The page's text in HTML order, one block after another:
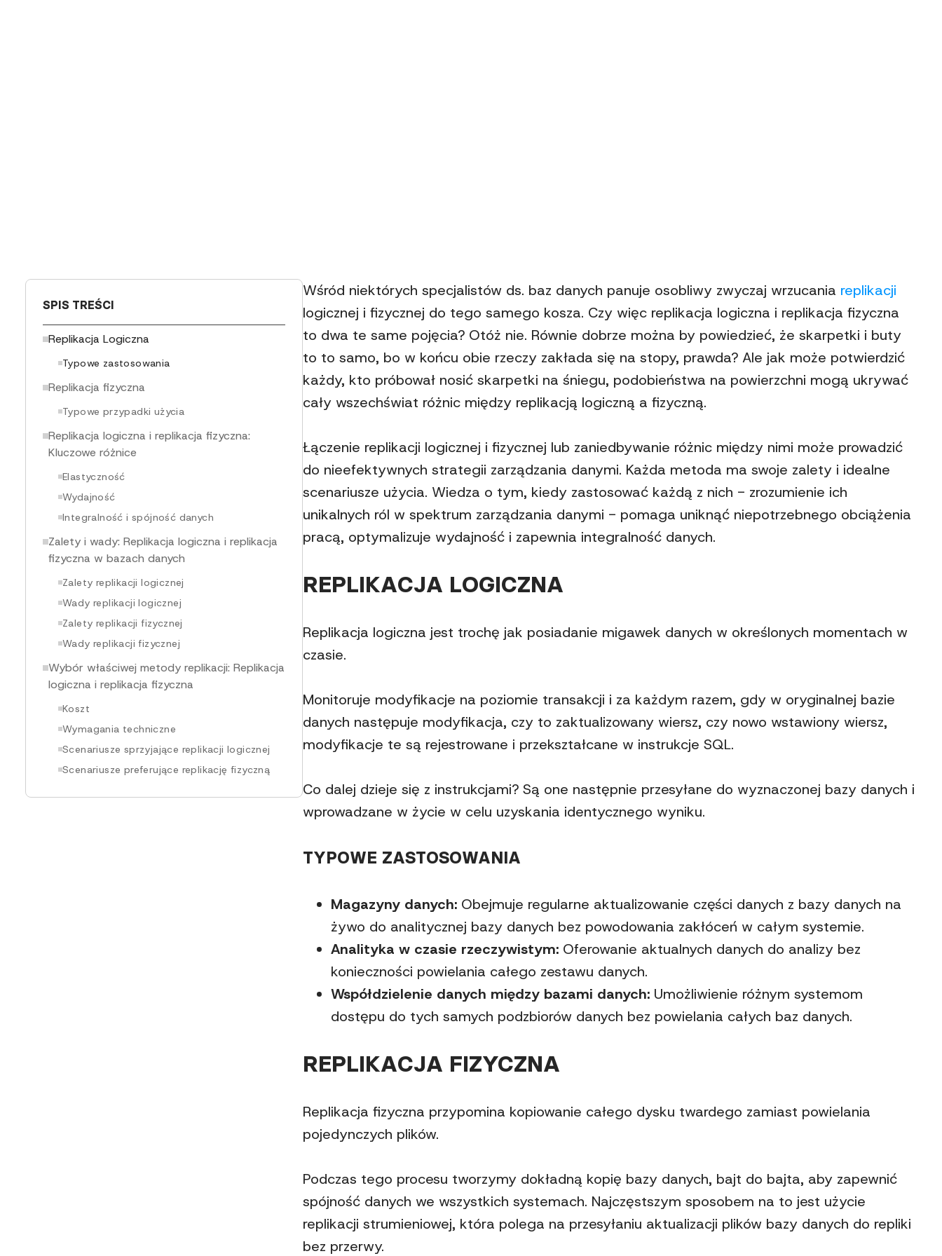
SPIS TREŚCI
Replikacja Logiczna
Typowe zastosowania
Replikacja fizyczna
Typowe przypadki użycia
Replikacja logiczna i replikacja fizyczna:
Kluczowe różnice
Elastyczność
Wydajność
Integralność i spójność danych
Zalety i wady: Replikacja logiczna i replikacja
fizyczna w bazach danych
Zalety replikacji logicznej
Wady replikacji logicznej
Zalety replikacji fizycznej
Wady replikacji fizycznej
Wybór właściwej metody replikacji: Replikacja
logiczna i replikacja fizyczna
Koszt
Wymagania techniczne
Scenariusze sprzyjające replikacji logicznej
Scenariusze preferujące replikację fizyczną
Wśród niektórych specjalistów ds. baz danych panuje osobliwy zwyczaj wrzucania replikacji
logicznej i fizycznej do tego samego kosza. Czy więc replikacja logiczna i replikacja fizyczna
to dwa te same pojęcia? Otóż nie. Równie dobrze można by powiedzieć, że skarpetki i buty
to to samo, bo w końcu obie rzeczy zakłada się na stopy, prawda? Ale jak może potwierdzić
każdy, kto próbował nosić skarpetki na śniegu, podobieństwa na powierzchni mogą ukrywać
cały wszechświat różnic między replikacją logiczną a fizyczną.
Łączenie replikacji logicznej i fizycznej lub zaniedbywanie różnic między nimi może prowadzić
do nieefektywnych strategii zarządzania danymi. Każda metoda ma swoje zalety i idealne
scenariusze użycia. Wiedza o tym, kiedy zastosować każdą z nich - zrozumienie ich
unikalnych ról w spektrum zarządzania danymi - pomaga uniknąć niepotrzebnego obciążenia
pracą, optymalizuje wydajność i zapewnia integralność danych.
REPLIKACJA LOGICZNA
Replikacja logiczna jest trochę jak posiadanie migawek danych w określonych momentach w
czasie.
Monitoruje modyfikacje na poziomie transakcji i za każdym razem, gdy w oryginalnej bazie
danych następuje modyfikacja, czy to zaktualizowany wiersz, czy nowo wstawiony wiersz,
modyfikacje te są rejestrowane i przekształcane w instrukcje SQL.
Co dalej dzieje się z instrukcjami? Są one następnie przesyłane do wyznaczonej bazy danych i
wprowadzane w życie w celu uzyskania identycznego wyniku.
TYPOWE ZASTOSOWANIA
Magazyny danych: Obejmuje regularne aktualizowanie części danych z bazy danych na
żywo do analitycznej bazy danych bez powodowania zakłóceń w całym systemie.
Analityka w czasie rzeczywistym: Oferowanie aktualnych danych do analizy bez
konieczności powielania całego zestawu danych.
Współdzielenie danych między bazami danych: Umożliwienie różnym systemom
dostępu do tych samych podzbiorów danych bez powielania całych baz danych.
REPLIKACJA FIZYCZNA
Replikacja fizyczna przypomina kopiowanie całego dysku twardego zamiast powielania
pojedynczych plików.
Podczas tego procesu tworzymy dokładną kopię bazy danych, bajt do bajta, aby zapewnić
spójność danych we wszystkich systemach. Najczęstszym sposobem na to jest użycie
replikacji strumieniowej, która polega na przesyłaniu aktualizacji plików bazy danych do repliki
bez przerwy.